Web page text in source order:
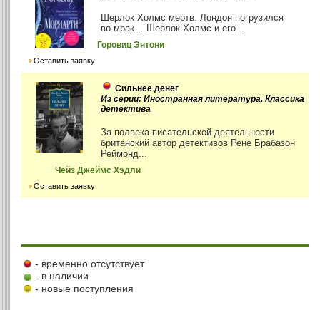
Шерлок Холмс мертв. Лондон погрузился
во мрак… Шерлок Холмс и его...
Горовиц Энтони
Оставить заявку
Сильнее денег
Из серии: Иностранная литература. Классика
детектива
За полвека писательской деятельности
британский автор детективов Рене Брабазон
Реймонд...
Чейз Джеймс Хэдли
Оставить заявку
- временно отсутствует
- в наличии
- новые поступления